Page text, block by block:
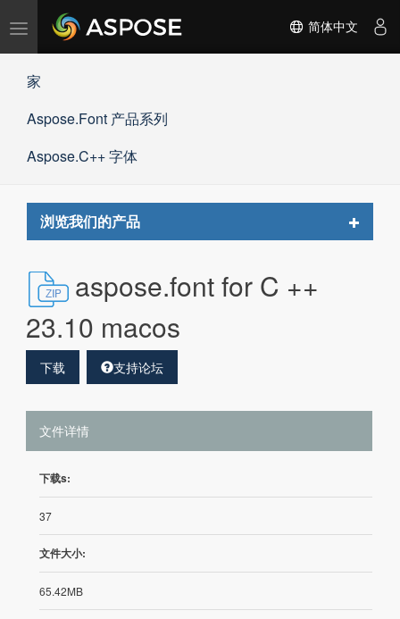
切
航
简体中文
家
Aspose.Font 产品系列
Aspose.C++ 字体
浏览我们的产品
Toggle
aspose.font for C ++
23.10 macos
下载 支持论坛
文件详情
下载s:
37
文件大小:
65.42MB